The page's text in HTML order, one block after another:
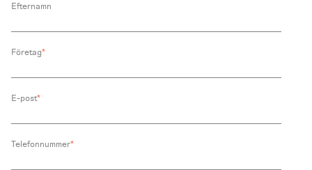
Efternamn
Företag*
E-post*
Telefonnummer*